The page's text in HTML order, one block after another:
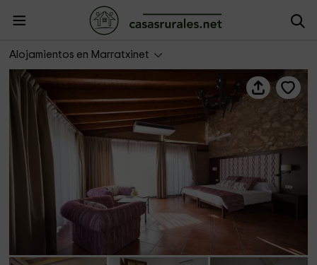
Alojamientos en Marratxinet
Agroturismo S´Hort de Son Caulelles